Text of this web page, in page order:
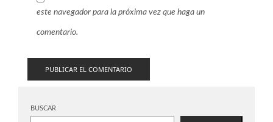
este navegador para la próxima vez que haga un
comentario.
BUSCAR